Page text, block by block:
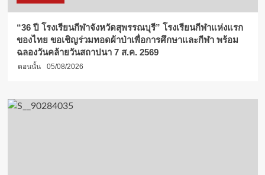
“36 ปี โรงเรียนกีฬาจังหวัดสุพรรณบุรี” โรงเรียนกีฬาแห่งแรก
ของไทย ขอเชิญร่วมทอดผ้าป่าเพื่อการศึกษาและกีฬา พร้อม
ฉลองวันคล้ายวันสถาปนา 7 ส.ค. 2569
ตอนนั้น 05/08/2026